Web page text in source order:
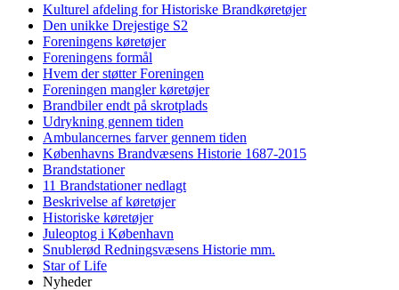
Kulturel afdeling for Historiske Brandkøretøjer
Den unikke Drejestige S2
Foreningens køretøjer
Foreningens formål
Hvem der støtter Foreningen
Foreningen mangler køretøjer
Brandbiler endt på skrotplads
Udrykning gennem tiden
Ambulancernes farver gennem tiden
Københavns Brandvæsens Historie 1687-2015
Brandstationer
11 Brandstationer nedlagt
Beskrivelse af køretøjer
Historiske køretøjer
Juleoptog i København
Snublerød Redningsvæsens Historie mm.
Star of Life
Nyheder